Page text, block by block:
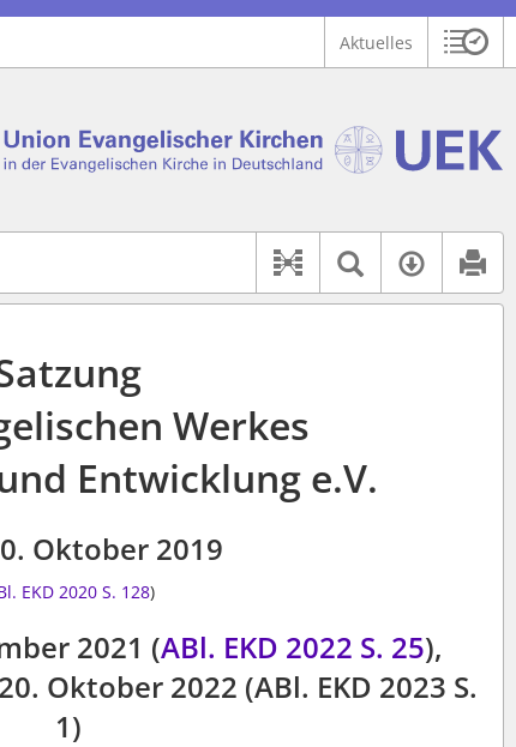
Aktuelles
auch: "Pfarrerinitiative" oder "Pfarrerausschuss".
Dokument-
Textsuche
Werkes
Entwicklung e.V.
Oktober 2019
EKD 2020 S. 128)
2021 (ABl. EKD 2022 S. 25),
Oktober 2022 (ABl. EKD 2023 S.
1)